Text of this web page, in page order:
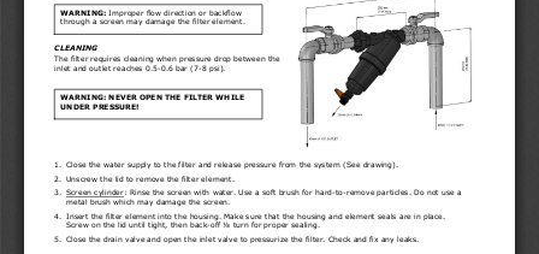
Australia
English
Spain & LATAM
Spanish
Russia